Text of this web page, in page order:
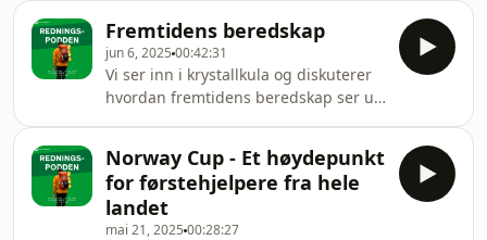
Fremtidens beredskap
jun 6, 2025 00:42:31
Vi ser inn i krystallkula og diskuterer
hvordan fremtidens beredskap ser ut.
og KI påvirke frivilligheten vår?
Norway Cup - Et høydepunkt
for førstehjelpere fra hele
landet
mai 21, 2025 00:28:27